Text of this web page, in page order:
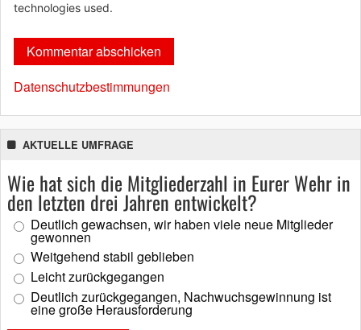
technologies used.
Datenschutzbestimmungen
AKTUELLE UMFRAGE
Wie hat sich die Mitgliederzahl in Eurer Wehr in
den letzten drei Jahren entwickelt?
Deutlich gewachsen, wir haben viele neue Mitglieder
gewonnen
Weitgehend stabil geblieben
Leicht zurückgegangen
Deutlich zurückgegangen, Nachwuchsgewinnung ist
eine große Herausforderung